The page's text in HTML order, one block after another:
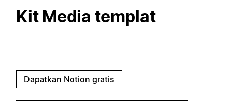
Kit Media templat
Dapatkan Notion gratis